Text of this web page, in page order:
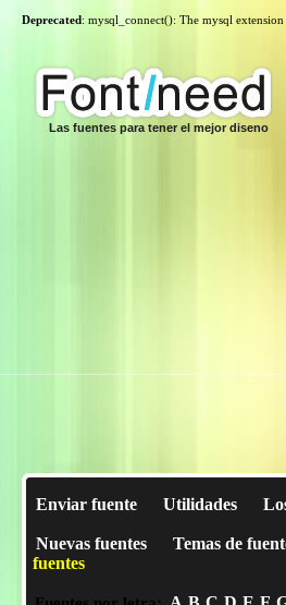
Deprecated: mysql_connect(): The mysql
Las fuentes para tener el mejor diseno
Enviar fuente Utilidades
Nuevas fuentes Temas de
fuentes